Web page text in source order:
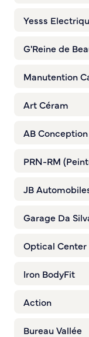
Yesss
G'Reine de
Manutention
Art Céram
AB Conception
PRN-RM
JB
Garage Da
Optical Center
Iron BodyFit
Action
Bureau Vallée